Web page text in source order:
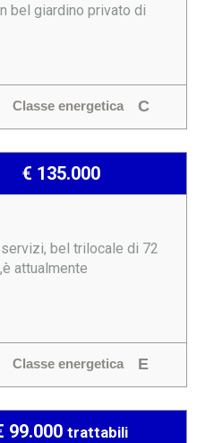
bel giardino privato di
Classe energetica C
€ 135.000
bel trilocale di 72
attualmente
Classe energetica E
99.000 trattabili